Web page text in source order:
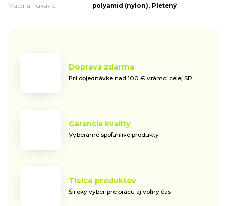
Materiál rukavíc:
polyamid (nylon), Pletený
Doprava zdarma
Pri objednávke nad 100 € vrámci celej SR.
Garancia kvality
Vyberáme spoľahlivé produkty
Tisíce produktov
Široký výber pre prácu aj voľný čas